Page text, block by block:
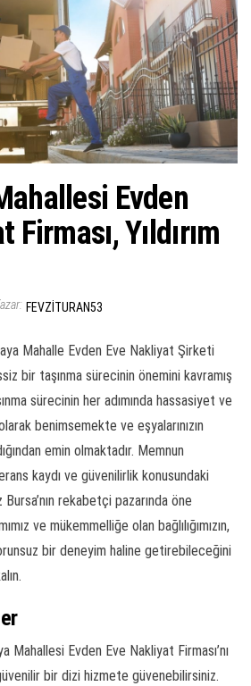
t
i
r
Evden
Yıldırım
FEVZITURAN53
Mahalle Evden Eve Nakliyat Şirketi
bir taşınma sürecinin önemini kavramış
sürecinin her adımında hassasiyet ve
benimsemekte ve eşyalarınızın
emin olmaktadır. Memnun
kaydı ve güvenilirlik konusundaki
rekabetçi pazarında öne
ve mükemmelliğe olan bağlılığımızın,
bir deneyim haline getirebileceğini
Mahallesi Evden Eve Nakliyat Firması’nı
bir dizi hizmete güvenebilirsiniz.